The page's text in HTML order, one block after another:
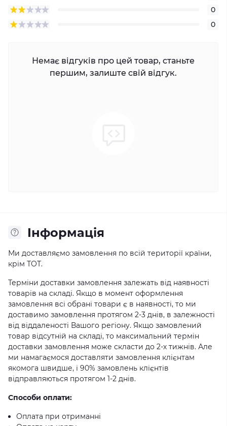
0
0
Немає відгуків про цей товар, станьте
першим, залиште свій відгук.
Iнформація
Ми доставляємо замовлення по всій території країни,
крім ТОТ.
Терміни доставки замовлення залежать від наявності
товарів на складі. Якщо в момент оформлення
замовлення всі обрані товари є в наявності, то ми
доставимо замовлення протягом 2-3 днів, в залежності
від віддаленості Вашого регіону. Якщо замовлений
товар відсутній на складі, то максимальний термін
доставки замовлення може скласти до 2-х тижнів. Але
ми намагаємося доставляти замовлення клієнтам
якомога швидше, і 90% замовлень клієнтів
відправляються протягом 1-2 днів.
Способи оплати:
Оплата при отриманні